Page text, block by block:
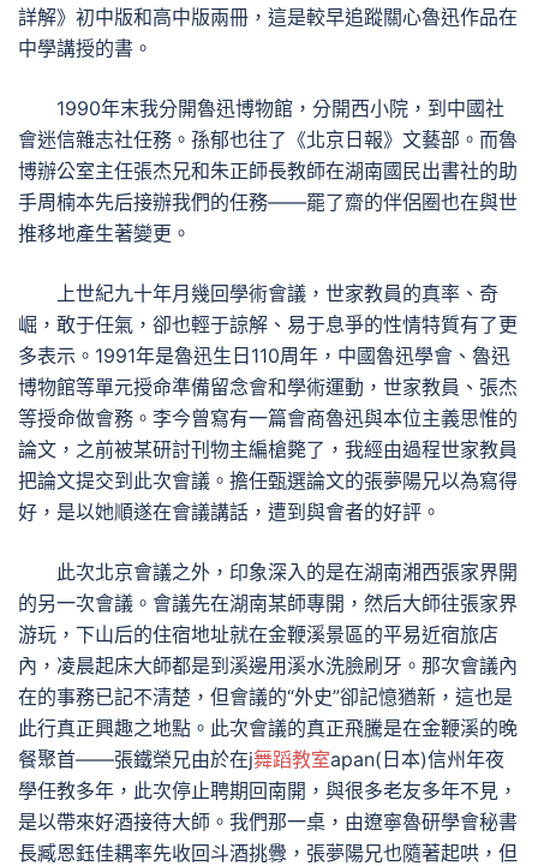
詳解》初中版和高中版兩冊，這是較早追蹤關心魯迅作品在
中學講授的書。
1990年末我分開魯迅博物館，分開西小院，到中國社
會迷信雜志社任務。孫郁也往了《北京日報》文藝部。而魯
博辦公室主任張杰兄和朱正師長教師在湖南國民出書社的助
手周楠本先后接辦我們的任務——罷了齋的伴侶圈也在與世
推移地產生著變更。
上世紀九十年月幾回學術會議，世家教員的真率、奇
崛，敢于任氣，卻也輕于諒解、易于息爭的性情特質有了更
多表示。1991年是魯迅生日110周年，中國魯迅學會、魯迅
博物館等單元授命準備留念會和學術運動，世家教員、張杰
等授命做會務。李今曾寫有一篇會商魯迅與本位主義思惟的
論文，之前被某研討刊物主編槍斃了，我經由過程世家教員
把論文提交到此次會議。擔任甄選論文的張夢陽兄以為寫得
好，是以她順遂在會議講話，遭到與會者的好評。
此次北京會議之外，印象深入的是在湖南湘西張家界開
的另一次會議。會議先在湖南某師專開，然后大師往張家界
游玩，下山后的住宿地址就在金鞭溪景區的平易近宿旅店
內，凌晨起床大師都是到溪邊用溪水洗臉刷牙。那次會議內
在的事務已記不清楚，但會議的“外史”卻記憶猶新，這也是
此行真正興趣之地點。此次會議的真正飛騰是在金鞭溪的晚
餐聚首——張鐵榮兄由於在j舞蹈教室apan(日本)信州年夜
學任教多年，此次停止聘期回南開，與很多老友多年不見，
是以帶來好酒接待大師。我們那一桌，由遼寧魯研學會秘書
長臧恩鈺佳耦率先收回斗酒挑釁，張夢陽兄也隨著起哄，但